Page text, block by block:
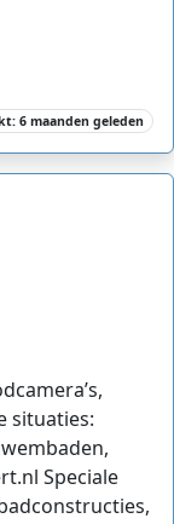
6 maanden geleden
situaties:
Speciale